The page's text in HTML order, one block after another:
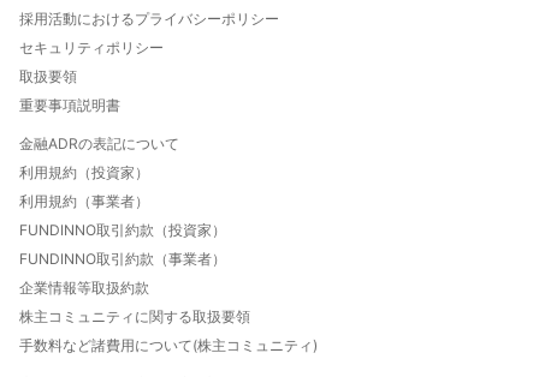
自己資本規制比率について
投資家向け優待と特典のご案内
FUNDINNO HOT THEMES
採用活動におけるプライバシーポリシー
セキュリティポリシー
取扱要領
重要事項説明書
金融ADRの表記について
利用規約（投資家）
利用規約（事業者）
FUNDINNO取引約款（投資家）
FUNDINNO取引約款（事業者）
企業情報等取扱約款
株主コミュニティに関する取扱要領
手数料など諸費用について(株主コミュニティ)